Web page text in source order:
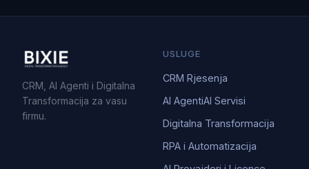
CRM, AI Agenti i Digitalna
Transformacija za vasu
firmu.
USLUGE
CRM Rjesenja
AI AgentiAI Servisi
Digitalna Transformacija
RPA i Automatizacija